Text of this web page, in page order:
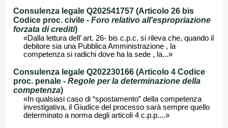
Consulenza legale Q202541757 (Articolo 26 bis
Codice proc. civile - Foro relativo all'espropriazione
forzata di crediti)
«Dalla lettura dell’ art. 26- bis c.p.c. si rileva che, quando il
debitore sia una Pubblica Amministrazione , la
competenza si radichi dove ha la sede , la...»
Consulenza legale Q202230166 (Articolo 4 Codice
proc. penale - Regole per la determinazione della
competenza)
«In qualsiasi caso di “spostamento” della competenza
investigativa, il Giudice del processo sarà sempre quello
determinato a norma degli articoli 4 c.p.p....»